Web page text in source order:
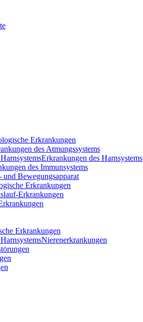
Erkrankungen
des Atmungssystems
Erkrankungen des Harnsystems
des Immunsystems
und Bewegungsapparat
Erkrankungen
Erkrankungen
Erkrankungen
Nierenerkrankungen